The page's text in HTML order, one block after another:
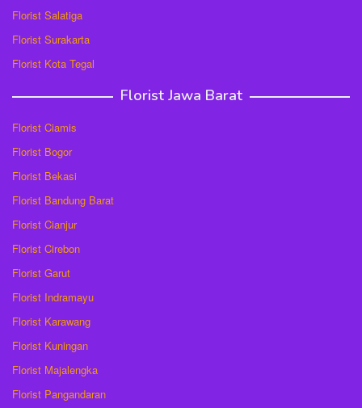
Florist Salatiga
Florist Surakarta
Florist Kota Tegal
Florist Jawa Barat
Florist Ciamis
Florist Bogor
Florist Bekasi
Florist Bandung Barat
Florist Cianjur
Florist Cirebon
Florist Garut
Florist Indramayu
Florist Karawang
Florist Kuningan
Florist Majalengka
Florist Pangandaran